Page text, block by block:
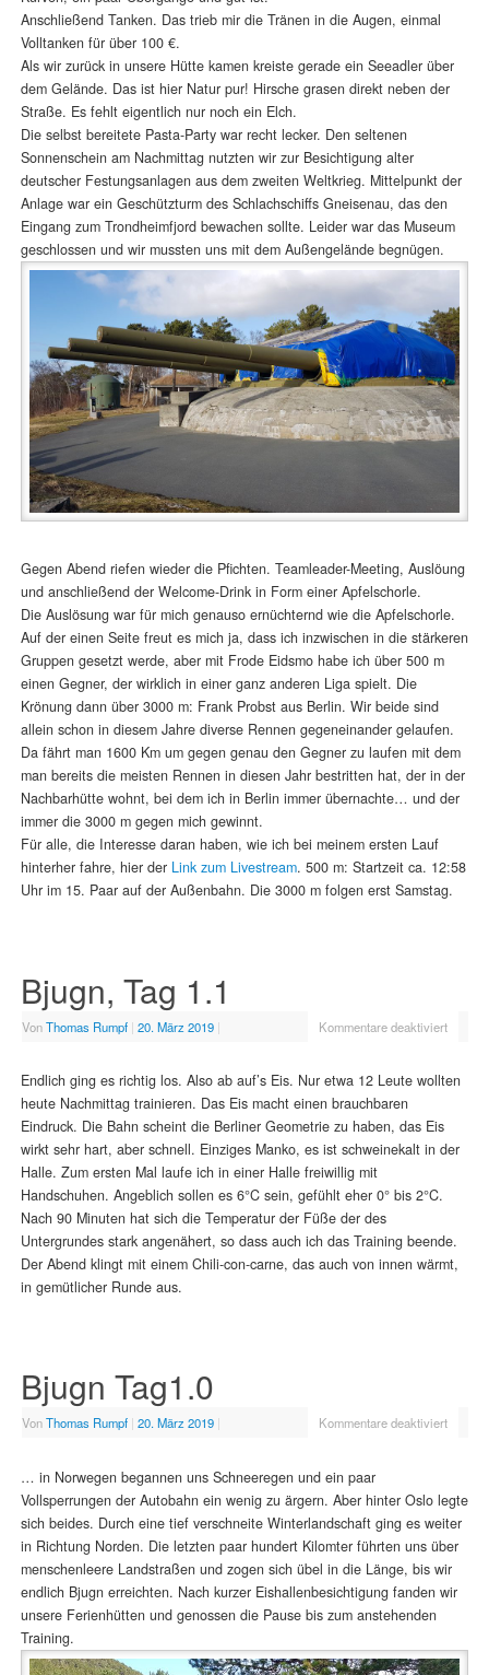
Anschließend Tanken. Das trieb mir die Tränen in die Augen, einmal
Volltanken für über 100 €.
Als wir zurück in unsere Hütte kamen kreiste gerade ein Seeadler über
dem Gelände. Das ist hier Natur pur! Hirsche grasen direkt neben der
Straße. Es fehlt eigentlich nur noch ein Elch.
Die selbst bereitete Pasta-Party war recht lecker. Den seltenen
Sonnenschein am Nachmittag nutzten wir zur Besichtigung alter
deutscher Festungsanlagen aus dem zweiten Weltkrieg. Mittelpunkt der
Anlage war ein Geschützturm des Schlachschiffs Gneisenau, das den
Eingang zum Trondheimfjord bewachen sollte. Leider war das Museum
geschlossen und wir mussten uns mit dem Außengelände begnügen.
Gegen Abend riefen wieder die Pfichten. Teamleader-Meeting, Auslöung
und anschließend der Welcome-Drink in Form einer Apfelschorle.
Die Auslösung war für mich genauso ernüchternd wie die Apfelschorle.
Auf der einen Seite freut es mich ja, dass ich inzwischen in die stärkeren
Gruppen gesetzt werde, aber mit Frode Eidsmo habe ich über 500 m
einen Gegner, der wirklich in einer ganz anderen Liga spielt. Die
Krönung dann über 3000 m: Frank Probst aus Berlin. Wir beide sind
allein schon in diesem Jahre diverse Rennen gegeneinander gelaufen.
Da fährt man 1600 Km um gegen genau den Gegner zu laufen mit dem
man bereits die meisten Rennen in diesen Jahr bestritten hat, der in der
Nachbarhütte wohnt, bei dem ich in Berlin immer übernachte… und der
immer die 3000 m gegen mich gewinnt.
Für alle, die Interesse daran haben, wie ich bei meinem ersten Lauf
hinterher fahre, hier der Link zum Livestream. 500 m: Startzeit ca. 12:58
Uhr im 15. Paar auf der Außenbahn. Die 3000 m folgen erst Samstag.
Bjugn, Tag 1.1
VonThomas Rumpf | 20. März 2019 | Kommentare deaktiviert
Endlich ging es richtig los. Also ab auf’s Eis. Nur etwa 12 Leute wollten
heute Nachmittag trainieren. Das Eis macht einen brauchbaren
Eindruck. Die Bahn scheint die Berliner Geometrie zu haben, das Eis
wirkt sehr hart, aber schnell. Einziges Manko, es ist schweinekalt in der
Halle. Zum ersten Mal laufe ich in einer Halle freiwillig mit
Handschuhen. Angeblich sollen es 6°C sein, gefühlt eher 0° bis 2°C.
Nach 90 Minuten hat sich die Temperatur der Füße der des
Untergrundes stark angenähert, so dass auch ich das Training beende.
Der Abend klingt mit einem Chili-con-carne, das auch von innen wärmt,
in gemütlicher Runde aus.
Bjugn Tag1.0
VonThomas Rumpf | 20. März 2019 | Kommentare deaktiviert
… in Norwegen begannen uns Schneeregen und ein paar
Vollsperrungen der Autobahn ein wenig zu ärgern. Aber hinter Oslo legte
sich beides. Durch eine tief verschneite Winterlandschaft ging es weiter
in Richtung Norden. Die letzten paar hundert Kilomter führten uns über
menschenleere Landstraßen und zogen sich übel in die Länge, bis wir
endlich Bjugn erreichten. Nach kurzer Eishallenbesichtigung fanden wir
unsere Ferienhütten und genossen die Pause bis zum anstehenden
Training.